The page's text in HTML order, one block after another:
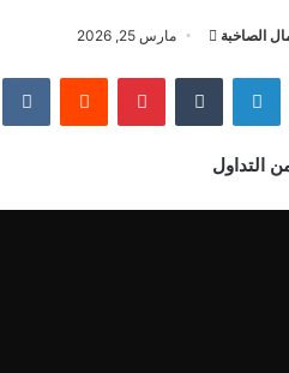
الصاخبة
أرسل
إلكترونيا
مارس 25, 2026
لينكدإن بينتيريست
التداول